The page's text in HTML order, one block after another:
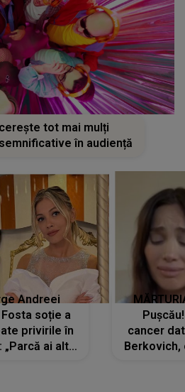
tot mai mulți
în audiență
Andreei
soție a
privirile în
„Parcă ai altă
cancer
Berkovich,